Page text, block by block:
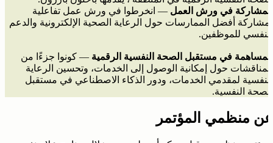
المشاركة في ورش العمل — انخرطوا في ورش عمل تفاعلية
لمشاركة أفضل الممارسات حول الرعاية الصحية الإلكترونية والدعم
النفسي للموظفين.
المساهمة في مستقبل الصحة النفسية الرقمية — كونوا جزءًا من
المناقشات حول إمكانية الوصول إلى الخدمات، وتحسين الرعاية
النفسية لمقدمي الخدمات، ودور الذكاء الاصطناعي في مستقبل
الصحة النفسية.
عن منظمي المؤتمر